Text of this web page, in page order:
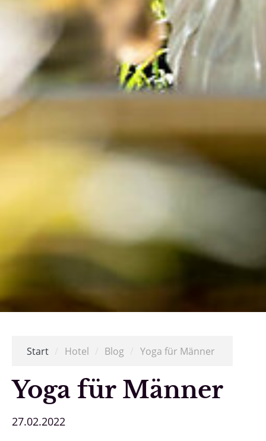
Start Hotel Blog Yoga für Männer
Yoga für Männer
27.02.2022